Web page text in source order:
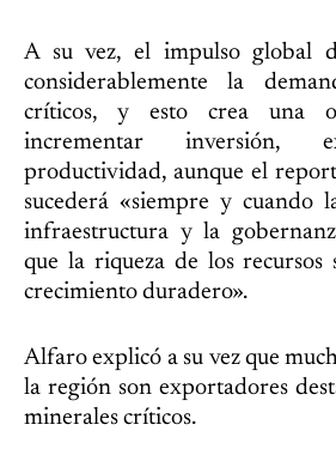
A su vez, el impulso global
considerablemente la
críticos, y esto crea una
incrementar inversión,
productividad, aunque el
sucederá «siempre y cuando
infraestructura y la
que la riqueza de los recursos
crecimiento duradero».
Alfaro explicó a su vez que
la región son exportadores
minerales críticos.